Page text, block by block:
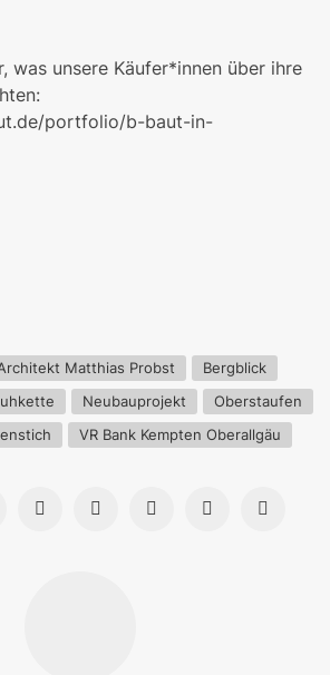
was unsere Käufer*innen über ihre
portfolio/b-baut-in-
Matthias Probst
Bergblick
Neubauprojekt
Oberstaufen
VR Bank Kempten Oberallgäu